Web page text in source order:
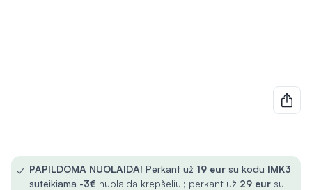
✓ PAPILDOMA NUOLAIDA! Perkant už 19 eur su kodu IMK3
suteikiama -3€ nuolaida krepšeliui; perkant už 29 eur su